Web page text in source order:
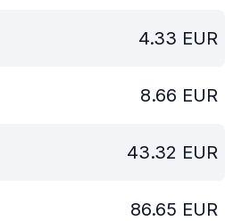
4.33 EUR
8.66 EUR
43.32 EUR
86.65 EUR